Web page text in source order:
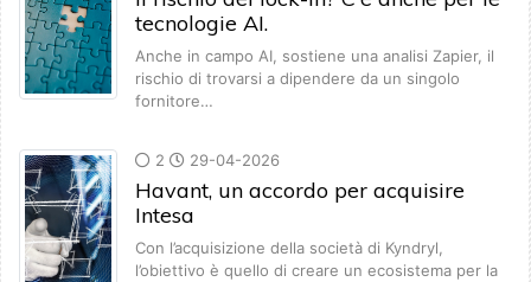
tecnologie AI.
Anche in campo AI, sostiene una analisi Zapier, il
rischio di trovarsi a dipendere da un singolo
fornitore…
2 29-04-2026
Havant, un accordo per acquisire
Intesa
Con l’acquisizione della società di Kyndryl,
l’obiettivo è quello di creare un ecosistema per la